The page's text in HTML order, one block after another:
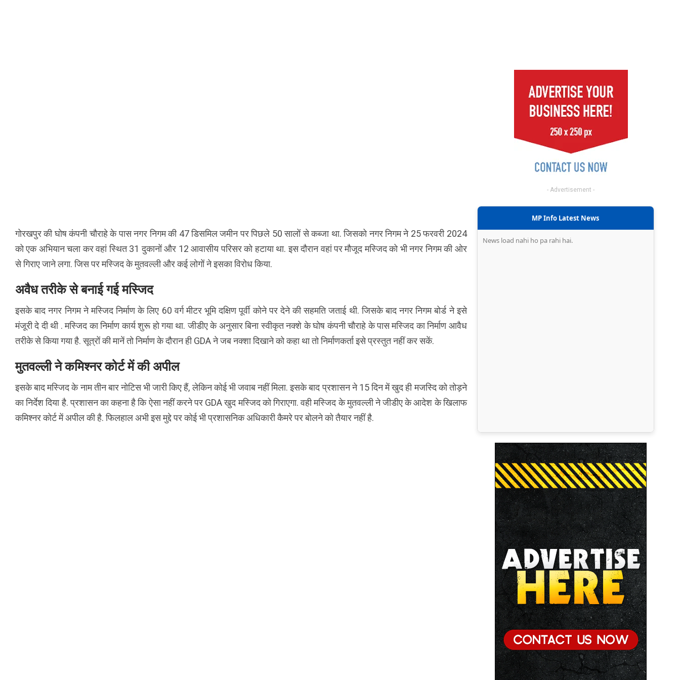
गोरखपुर की घोष कंपनी चौराहे के पास नगर निगम की 47 डिसमिल जमीन पर पिछले 50 सालों से कब्जा था. जिसको नगर निगम ने 25 फरवरी 2024
को एक अभियान चला कर वहां स्थित 31 दुकानों और 12 आवासीय परिसर को हटाया था. इस दौरान वहां पर मौजूद मस्जिद को भी नगर निगम की ओर
से गिराए जाने लगा. जिस पर मस्जिद के मुतवल्ली और कई लोगों ने इसका विरोध किया.
अवैध तरीके से बनाई गई मस्जिद
इसके बाद नगर निगम ने मस्जिद निर्माण के लिए 60 वर्ग मीटर भूमि दक्षिण पूर्वी कोने पर देने की सहमति जताई थी. जिसके बाद नगर निगम बोर्ड ने इसे
मंजूरी दे दी थी . मस्जिद का निर्माण कार्य शुरू हो गया था. जीडीए के अनुसार बिना स्वीकृत नक्शे के घोष कंपनी चौराहे के पास मस्जिद का निर्माण आवैध
तरीके से किया गया है. सूत्रों की मानें तो निर्माण के दौरान ही GDA ने जब नक्शा दिखाने को कहा था तो निर्माणकर्ता इसे प्रस्तुत नहीं कर सकें.
मुतवल्ली ने कमिश्नर कोर्ट में की अपील
इसके बाद मस्जिद के नाम तीन बार नोटिस भी जारी किए हैं, लेकिन कोई भी जवाब नहीं मिला. इसके बाद प्रशासन ने 15 दिन में खुद ही मजस्दि को तोड़ने
का निर्देश दिया है. प्रशासन का कहना है कि ऐसा नहीं करने पर GDA खुद मस्जिद को गिराएगा. वही मस्जिद के मुतवल्ली ने जीडीए के आदेश के खिलाफ
कमिश्नर कोर्ट में अपील की है. फिलहाल अभी इस मुद्दे पर कोई भी प्रशासनिक अधिकारी कैमरे पर बोलने को तैयार नहीं है.
- Advertisement -
MP Info Latest News
News load nahi ho pa rahi hai.